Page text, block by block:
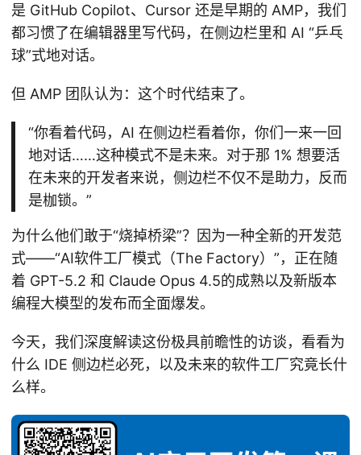
是 GitHub Copilot、Cursor 还是早期的 AMP，我们
都习惯了在编辑器里写代码，在侧边栏里和 AI “乒乓
球”式地对话。
但 AMP 团队认为：这个时代结束了。
“你看着代码，AI 在侧边栏看着你，你们一来一回
地对话……这种模式不是未来。对于那 1% 想要活
在未来的开发者来说，侧边栏不仅不是助力，反而
是枷锁。”
为什么他们敢于“烧掉桥梁”？因为一种全新的开发范
式——“AI软件工厂模式（The Factory）”，正在随
着 GPT-5.2 和 Claude Opus 4.5的成熟以及新版本
编程大模型的发布而全面爆发。
今天，我们深度解读这份极具前瞻性的访谈，看看为
什么 IDE 侧边栏必死，以及未来的软件工厂究竟长什
么样。